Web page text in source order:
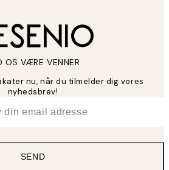
OS VÆRE VENNER
nu, når du tilmelder dig vores
nyhedsbrev!
SEND